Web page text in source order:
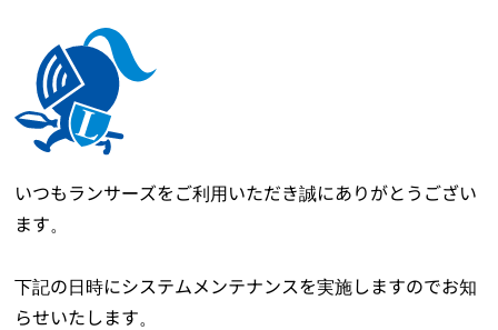
いつもランサーズをご利用いただき誠にありがとうござい
ます。
下記の日時にシステムメンテナンスを実施しますのでお知
らせいたします。